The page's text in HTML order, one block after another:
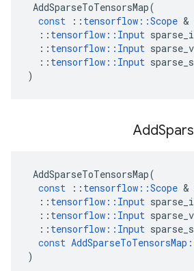
AddSparseToTensorsMap(
const
:: tensorflow ::Scope &
:: tensorflow :: Input
:: tensorflow :: Input
:: tensorflow :: Input
)
Add
AddSparseToTensorsMap(
const
:: tensorflow ::Scope &
:: tensorflow :: Input
:: tensorflow :: Input
:: tensorflow :: Input
const AddSparseToTensorsMap
)